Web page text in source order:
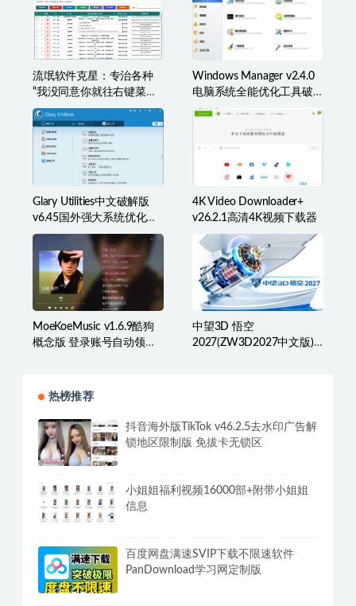
流氓软件克星：专治各种
“我没同意你就往右键菜单
里塞东西”
Windows Manager v2.4.0
电脑系统全能优化工具破
解版
Glary Utilities中文破解版
v6.45国外强大系统优化百
宝箱
4K Video Downloader+
v26.2.1高清4K视频下载器
MoeKoeMusic v1.6.9酷狗
概念版 登录账号自动领取
中望3D 悟空
2027(ZW3D2027中文版)
热榜推荐
抖音海外版TikTok v46.2.5去水印广告解
锁地区限制版 免拔卡无锁区
小姐姐福利视频16000部+附带小姐姐
信息
百度网盘满速SVIP下载不限速软件
PanDownload学习网定制版